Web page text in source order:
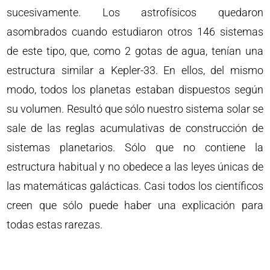
sucesivamente. Los astrofísicos quedaron
asombrados cuando estudiaron otros 146 sistemas
de este tipo, que, como 2 gotas de agua, tenían una
estructura similar a Kepler-33. En ellos, del mismo
modo, todos los planetas estaban dispuestos según
su volumen. Resultó que sólo nuestro sistema solar se
sale de las reglas acumulativas de construcción de
sistemas planetarios. Sólo que no contiene la
estructura habitual y no obedece a las leyes únicas de
las matemáticas galácticas. Casi todos los científicos
creen que sólo puede haber una explicación para
todas estas rarezas.